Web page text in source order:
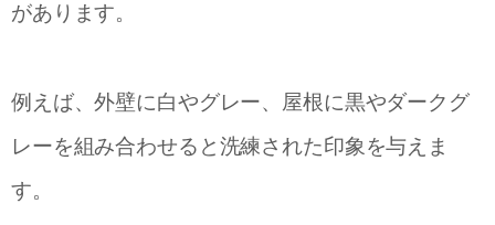
があります。
例えば、外壁に白やグレー、屋根に黒やダークグ
レーを組み合わせると洗練された印象を与えま
す。